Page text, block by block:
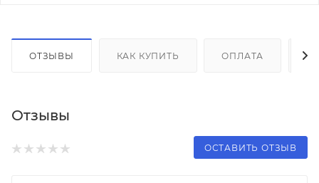
ОТЗЫВЫ КАК КУПИТЬ ОПЛАТА
Отзывы
ОСТАВИТЬ ОТЗЫВ